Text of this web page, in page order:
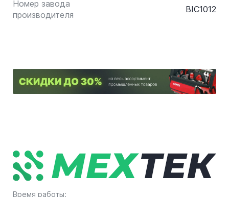
Номер завода
производителя
BIC1012
Время работы: